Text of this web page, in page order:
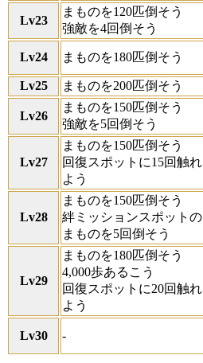
Lv23
まものを120匹倒そう
強敵を4回倒そう
Lv24 まものを180匹倒そう
Lv25
まものを200匹倒そう
Lv26
まものを150匹倒そう
強敵を5回倒そう
Lv27
まものを150匹倒そう
回復スポットに15回触れ
よう
Lv28
まものを150匹倒そう
絆ミッションスポットの
まものを5回倒そう
Lv29
まものを180匹倒そう
4,000歩あるこう
回復スポットに20回触れ
よう
Lv30 -